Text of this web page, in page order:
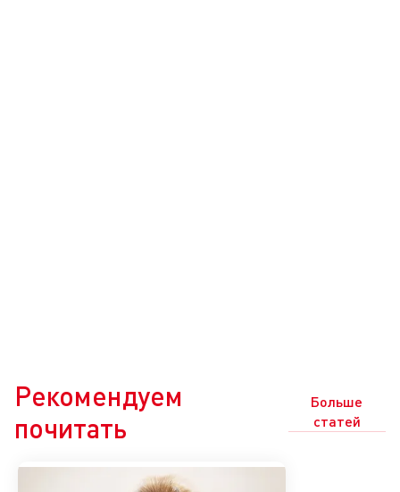
Рекомендуем
почитать
Больше
статей